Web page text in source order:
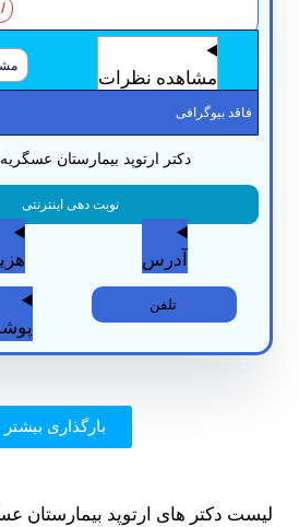
مشاهده نظرات
مشاهده
بیوگرافی
دکتر ارتوپد بیمارستان عسگریه اصفهان
نوبت دهی اینترنتی
هزینه
پوشش
بارگذاری بیشتر
دکتر های ارتوپد بیمارستان عسگریه